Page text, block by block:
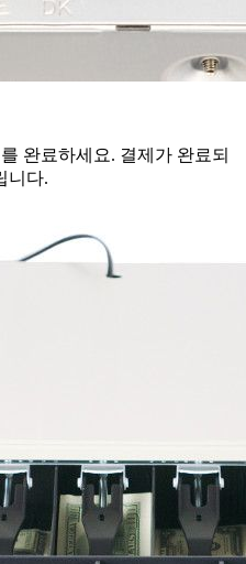
완료하세요. 결제가 완료되
니다.